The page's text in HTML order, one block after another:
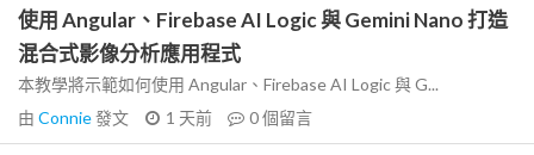
使用 Angular、Firebase AI Logic 與 Gemini Nano 打造
混合式影像分析應用程式
本教學將示範如何使用 Angular、Firebase AI Logic 與 G...
由 Connie發文 1 天前 0個留言